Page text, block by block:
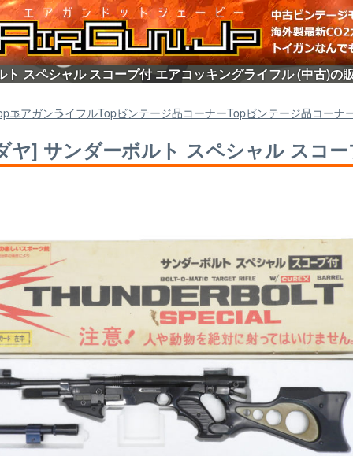
ト スペシャル スコープ付 エアコッキングライフル (中古)の
エアガンライフルTopビンテージ品コーナーTopビンテージ品コーナ
ヤ] サンダーボルト スペシャル スコ